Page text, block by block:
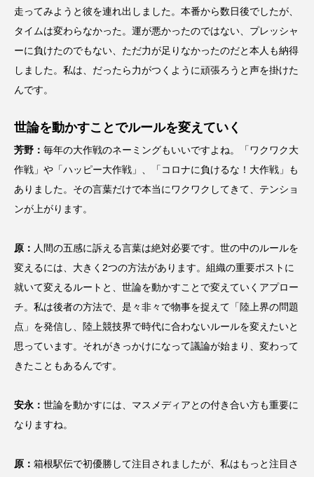
走ってみようと彼を連れ出しました。本番から数日後でしたが、
タイムは変わらなかった。運が悪かったのではない、プレッシャ
ーに負けたのでもない、ただ力が足りなかったのだと本人も納得
しました。私は、だったら力がつくように頑張ろうと声を掛けた
んです。
世論を動かすことでルールを変えていく
芳野： 毎年の大作戦のネーミングもいいですよね。「ワクワク大
作戦」や「ハッピー大作戦」、「コロナに負けるな！大作戦」も
ありました。その言葉だけで本当にワクワクしてきて、テンショ
ンが上がります。
原： 人間の五感に訴える言葉は絶対必要です。世の中のルールを
変えるには、大きく2つの方法があります。組織の重要ポストに
就いて変えるルートと、世論を動かすことで変えていくアプロー
チ。私は後者の方法で、是々非々で物事を捉えて「陸上界の問題
点」を発信し、陸上競技界で時代に合わないルールを変えたいと
思っています。それがきっかけになって議論が始まり、変わって
きたこともあるんです。
安永： 世論を動かすには、マスメディアとの付き合い方も重要に
なりますね。
原： 箱根駅伝で初優勝して注目されましたが、私はもっと注目さ